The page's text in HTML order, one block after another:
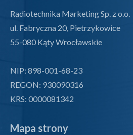
Radiotechnika Marketing Sp. z o.o.
ul. Fabryczna 20, Pietrzykowice
55-080 Kąty Wrocławskie
NIP: 898-001-68-23
REGON: 930090316
KRS: 0000081342
Mapa strony